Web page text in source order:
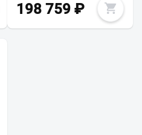
198 759₽